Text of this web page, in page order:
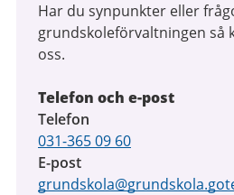
Har du synpunkter eller
grundskoleförvaltningen så
oss.
Telefon och e-post
Telefon
031-365 09 60
E-post